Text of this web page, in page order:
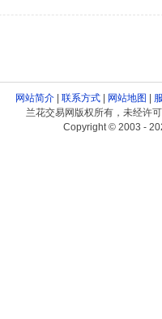
网站简介| 联系方式| 网站地图
兰花交易网版权所有，未经许
Copyright © 2003 -